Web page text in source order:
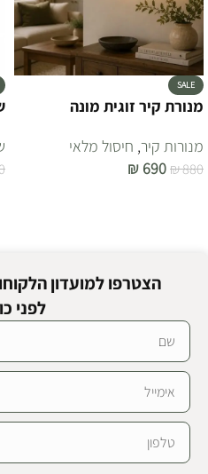
SALE
מנורת קיר זוגית מונה
מנורות קיר, חיסול מלאי
₪880
₪ 690
הצטרפו למועדון
לפני